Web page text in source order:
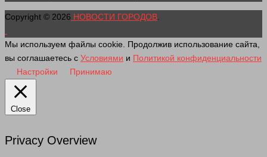
Copyright © 2026 НОВОСТИ ГОРОДОВ
Мы используем файлы cookie. Продолжив использование сайта,
вы соглашаетесь с Условиями и Политикой конфиденциальности
Настройки
Принимаю
Close
Privacy Overview